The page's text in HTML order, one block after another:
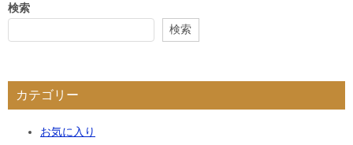
検索
検索
カテゴリー
お気に入り